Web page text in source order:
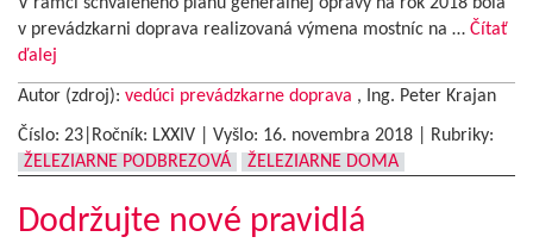
v prevádzkarni doprava realizovaná výmena mostníc na … Čítať
ďalej
Autor (zdroj): vedúci prevádzkarne doprava , Ing. Peter Krajan
Číslo: 23|Ročník: LXXIV | Vyšlo: 16. novembra 2018
Rubriky:
ŽELEZIARNE PODBREZOVÁ
ŽELEZIARNE DOMA
Dodržujte nové pravidlá